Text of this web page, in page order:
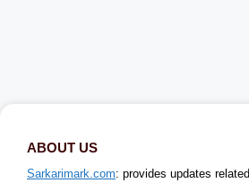
ABOUT US
Sarkarimark.com: provides updates